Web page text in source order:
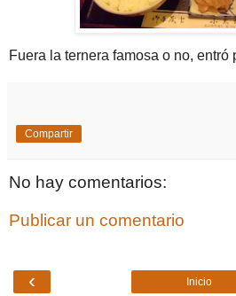
Fuera la ternera famosa o no, entró
Compartir
No hay comentarios:
Publicar un comentario
‹ Inicio